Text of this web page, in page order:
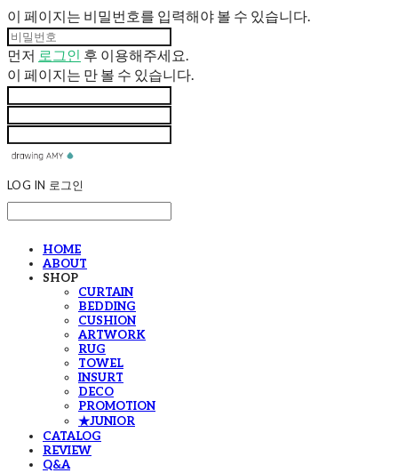
이 페이지는 비밀번호를 입력해야 볼 수 있습니다.
먼저 로그인 후 이용해주세요.
이 페이지는 만 볼 수 있습니다.
LOG IN 로그인
HOME
ABOUT
SHOP
CURTAIN
BEDDING
CUSHION
ARTWORK
RUG
TOWEL
INSURT
DECO
PROMOTION
★JUNIOR
CATALOG
REVIEW
Q&A